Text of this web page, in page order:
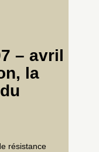
– avril
la
résistance